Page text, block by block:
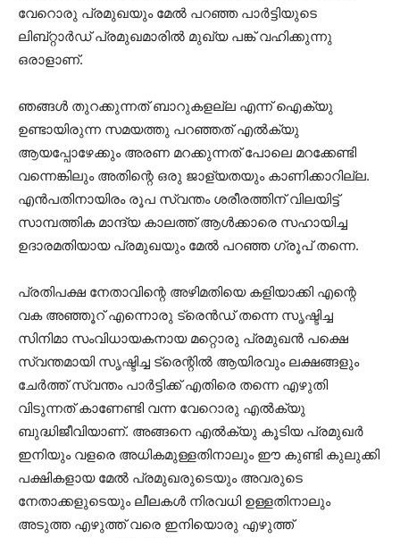
വേറൊരു പ്രമുഖയും മേൽ പറഞ്ഞ പാർട്ടിയുടെ
ലിബ്റ്റാർഡ് പ്രമുഖമാരിൽ മുഖ്യ പങ്ക് വഹിക്കുന്നു
ഒരാളാണ്.
ഞങ്ങൾ തുറക്കുന്നത് ബാറുകളല്ല എന്ന് ഐക്യു
ഉണ്ടായിരുന്ന സമയത്തു പറഞ്ഞത് എൽക്യു
ആയപ്പോഴേക്കും അരണ മറക്കുന്നത് പോലെ മറക്കേണ്ടി
വന്നെങ്കിലും അതിന്റെ ഒരു ജാള്യതയും കാണിക്കാറില്ല.
എൻപതിനായിരം രൂപ സ്വന്തം ശരീരത്തിന് വിലയിട്ട്
സാമ്പത്തിക മാന്ദ്യ കാലത്ത് ആൾക്കാരെ സഹായിച്ച
ഉദാരമതിയായ പ്രമുഖയും മേൽ പറഞ്ഞ ഗ്രൂപ് തന്നെ.
പ്രതിപക്ഷ നേതാവിന്റെ അഴിമതിയെ കളിയാക്കി എന്റെ
വക അഞ്ഞൂറ് എന്നൊരു ട്രെൻഡ് തന്നെ സൃഷ്ടിച്ച
സിനിമാ സംവിധായകനായ മറ്റൊരു പ്രമുഖൻ പക്ഷെ
സ്വന്തമായി സൃഷ്ടിച്ച ട്രെന്റിൽ ആയിരവും ലക്ഷങ്ങളും
ചേർത്ത് സ്വന്തം പാർട്ടിക്ക് എതിരെ തന്നെ എഴുതി
വിടുന്നത് കാണേണ്ടി വന്ന വേറൊരു എൽക്യു
ബുദ്ധിജീവിയാണ്. അങ്ങനെ എൽക്യു കൂടിയ പ്രമുഖർ
ഇനിയും വളരെ അധികമുള്ളതിനാലും ഈ കുണ്ടി കുലുക്കി
പക്ഷികളായ മേൽ പ്രമുഖരുടെയും അവരുടെ
നേതാക്കളുടെയും ലീലകൾ നിരവധി ഉള്ളതിനാലും
അടുത്ത എഴുത്ത് വരെ ഇനിയൊരു എഴുത്ത്